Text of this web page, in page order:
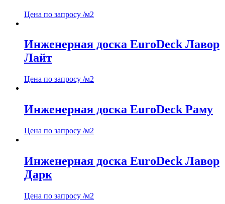
Цена по запросу /м2
Инженерная доска EuroDeck Лавор
Лайт
Цена по запросу /м2
Инженерная доска EuroDeck Раму
Цена по запросу /м2
Инженерная доска EuroDeck Лавор
Дарк
Цена по запросу /м2